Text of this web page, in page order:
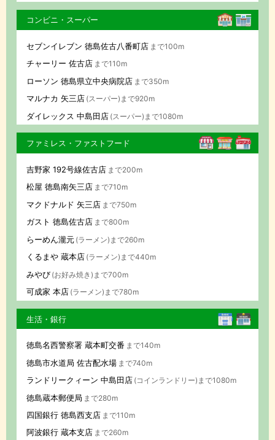
コンビニ・スーパー
セブンイレブン 徳島佐古八番町店 まで100m
チャーリー 佐古店 まで110m
ローソン 徳島県立中央病院店 まで350m
マルナカ 矢三店 (スーパー)まで920m
ダイレックス 中島田店 (スーパー)まで1080m
ファミレス・ファストフード
吉野家 192号線佐古店 まで200m
松屋 徳島南矢三店 まで710m
マクドナルド 矢三店 まで750m
ガスト 徳島佐古店 まで800m
らーめん瀧元 (ラーメン)まで260m
くるまや 蔵本店 (ラーメン)まで440m
みやび (お好み焼き)まで700m
可成家 本店 (ラーメン)まで780m
生活・銀行
徳島名西警察署 蔵本町交番 まで140m
徳島市水道局 佐古配水場 まで740m
ランドリークィーン 中島田店 (コインランドリー)まで1080m
徳島蔵本郵便局 まで280m
四国銀行 徳島西支店 まで110m
阿波銀行 蔵本支店 まで260m